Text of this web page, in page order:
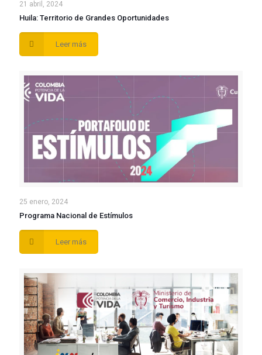
21 abril, 2024
Huila: Territorio de Grandes Oportunidades
Leer más
25 enero, 2024
Programa Nacional de Estímulos
Leer más